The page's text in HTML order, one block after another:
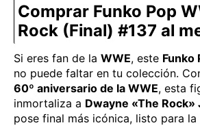
Comprar Funko Pop
Rock (Final) #137 al
Si eres fan de la WWE, este Funko
no puede faltar en tu colección.
60º aniversario de la WWE, esta
inmortaliza a Dwayne «The Rock»
pose final más icónica, listo para la